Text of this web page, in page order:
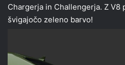
Chargerja in Challengerja. Z
švigajočo zeleno barvo!